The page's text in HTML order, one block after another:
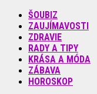
ŠOUBIZ
ZAUJÍMAVOSTI
ZDRAVIE
RADY A TIPY
KRÁSA A MÓDA
ZÁBAVA
HOROSKOP